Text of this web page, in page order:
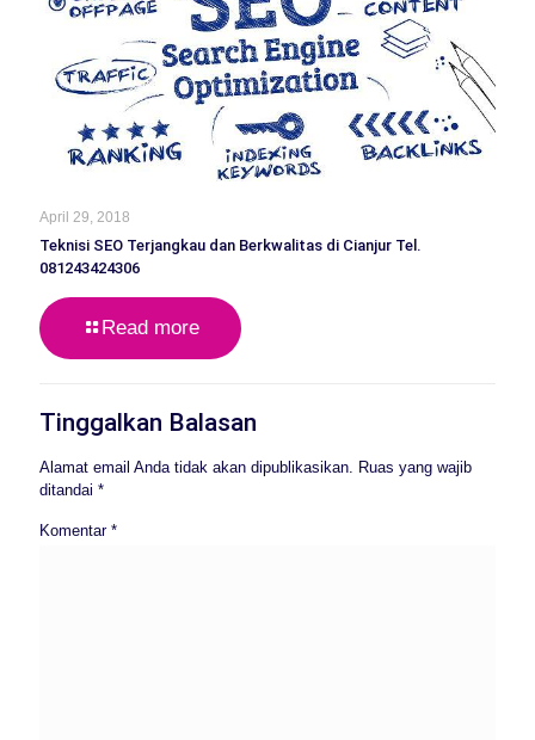
April 29, 2018
Teknisi SEO Terjangkau dan Berkwalitas di Cianjur Tel.
081243424306
Read more
Tinggalkan Balasan
Alamat email Anda tidak akan dipublikasikan. Ruas yang wajib
ditandai *
Komentar *